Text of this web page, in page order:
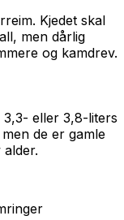
Kjedet skal
men dårlig
og kamdrev.
3,3- eller 3,8-liters
de er gamle